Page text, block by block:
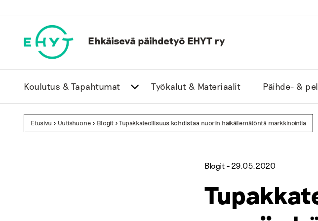
to
Ehkäisevä päihdetyö EHYT ry
Koulutus & Tapahtumat Työkalut & Materiaalit Päihde- &
Etusivu > Uutishuone > Blogit >Tupakkateollisuus kohdistaa nuoriin häikäilemätöntä markkinointia
Blogit - 29.05.2020